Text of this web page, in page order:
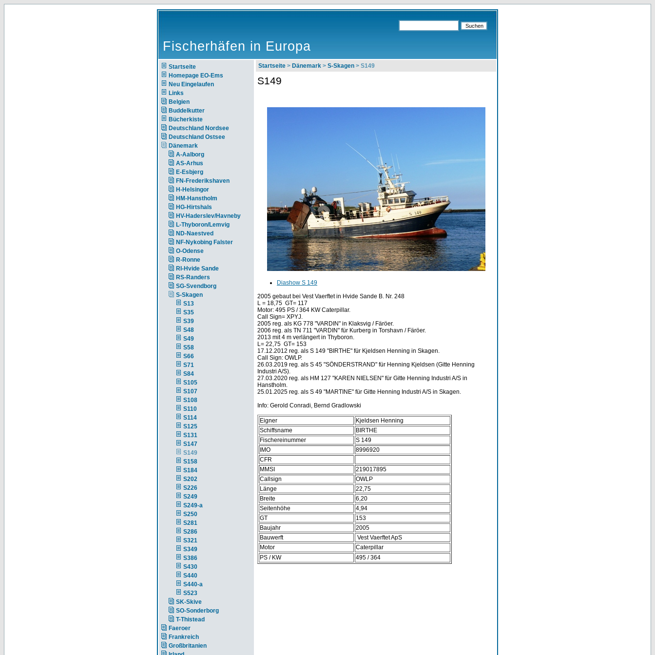
Fischerhäfen in Europa
Startseite
Homepage EO-Ems
Neu Eingelaufen
Links
Belgien
Buddelkutter
Bücherkiste
Deutschland Nordsee
Deutschland Ostsee
Dänemark
A-Aalborg
AS-Arhus
E-Esbjerg
FN-Frederikshaven
H-Helsingor
HM-Hanstholm
HG-Hirtshals
HV-Haderslev/Havneby
L-Thyboron/Lemvig
ND-Naestved
NF-Nykobing Falster
O-Odense
R-Ronne
RI-Hvide Sande
RS-Randers
SG-Svendborg
S-Skagen
S13
S35
S39
S48
S49
S58
S66
S71
S84
S105
S107
S108
S110
S114
S125
S131
S147
S149
S158
S184
S202
S226
S249
S249-a
S250
S281
S286
S321
S349
S386
S430
S440
S440-a
S523
SK-Skive
SO-Sonderborg
T-Thistead
Faeroer
Frankreich
Großbritanien
Startseite > Dänemark > S-Skagen > S149
S149
Diashow S 149
2005 gebaut bei Vest Vaerftet in Hvide Sande B. Nr. 248
L = 18,75 GT= 117
Motor: 495 PS / 364 KW Caterpillar.
Call Sign= XPYJ.
2005 reg. als KG 778 "VARDIN" in Klaksvig / Färöer.
2006 reg. als TN 711 "VARDIN" für Kurberg in Torshavn / Färöer.
2013 mit 4 m verlängert in Thyboron.
L= 22,75 GT= 153
17.12.2012 reg. als S 149 "BIRTHE" für Kjeldsen Henning in Skagen.
Call Sign: OWLP.
26.03.2019 reg. als S 45 "SÖNDERSTRAND" für Henning Kjeldsen (Gitte Henning
Industri A/S).
27.03.2020 reg. als HM 127 "KAREN NIELSEN" für Gitte Henning Industri A/S in
Hanstholm.
25.01.2025 reg. als S 49 "MARTINE" für Gitte Henning Industri A/S in Skagen.
Info: Gerold Conradi, Bernd Gradlowski
Eigner
Kjeldsen Henning
Schiffsname
BIRTHE
Fischereinummer
S 149
IMO
8996920
CFR
MMSI
219017895
Callsign
OWLP
Länge
22,75
Breite
6,20
Seitenhöhe
4,94
GT
153
Baujahr
2005
Bauwerft
Vest Vaerftet ApS
Motor
Caterpillar
PS / KW
495 / 364